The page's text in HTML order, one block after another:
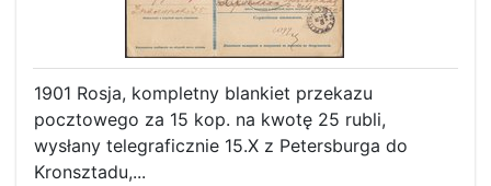
1901 Rosja, kompletny blankiet przekazu
pocztowego za 15 kop. na kwotę 25 rubli,
wysłany telegraficznie 15.X z Petersburga do
Kronsztadu,...